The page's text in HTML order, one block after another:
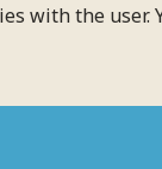
with the user.